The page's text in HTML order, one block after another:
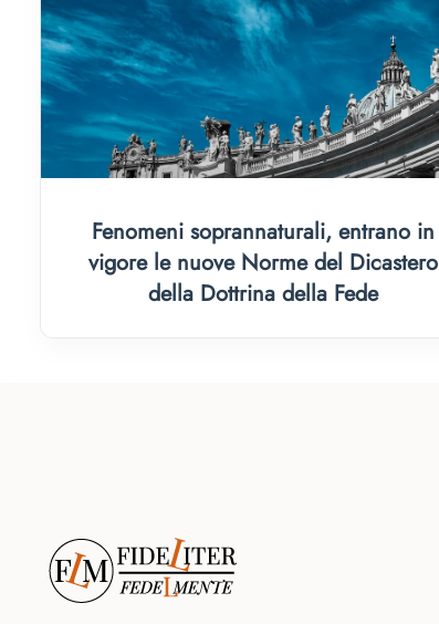
Fenomeni soprannaturali, entrano in
vigore le nuove Norme del Dicastero
della Dottrina della Fede